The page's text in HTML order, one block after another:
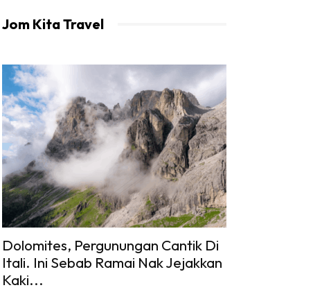
Jom Kita Travel
Dolomites, Pergunungan Cantik Di
Itali. Ini Sebab Ramai Nak Jejakkan
Kaki...